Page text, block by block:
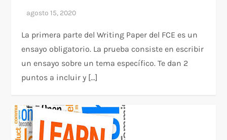
La primera parte del Writing Paper del FCE es un
ensayo obligatorio. La prueba consiste en escribir
un ensayo sobre un tema específico. Te dan 2
puntos a incluir y […]